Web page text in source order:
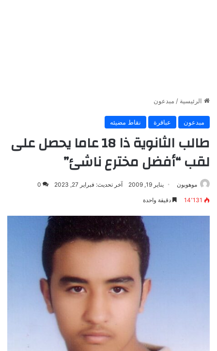
الرئيسية / مبدعون
مبدعون عباقرة نقاط مضيئه
طالب الثانوية ذا 18 عاما يحصل على
لقب “أفضل مخترع ناشئ”
موهوبون يناير 19, 2009 آخر تحديث: فبراير 27, 2023 0
14٬131 دقيقة واحدة